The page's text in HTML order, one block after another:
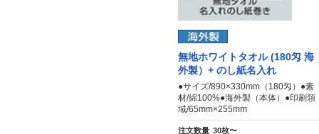
無地ホワイトタオル (180匁 海
外製）+ のし紙名入れ
●サイズ/890×330mm（180匁）●素
材/綿100%●海外製（本体）●印刷領
域/65mm×255mm
注文数量 30枚〜